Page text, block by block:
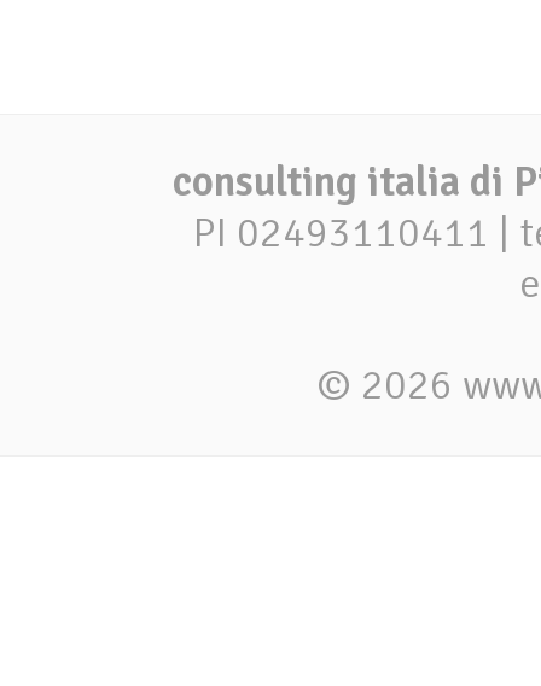
consulting italia di
PI 02493110411 |
© 2026